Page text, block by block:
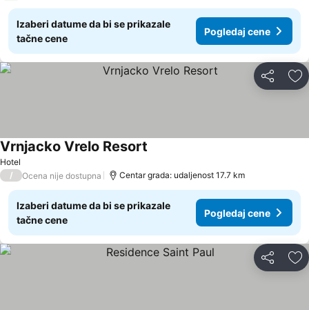
Izaberi datume da bi se prikazale
tačne cene
Pogledaj cene
Deli
Hotel
Vrnjacko Vrelo Resort
/ Ocena nije dostupna Centar grada: udaljenost 17.7 km
Izaberi datume da bi se prikazale
tačne cene
Pogledaj cene
Deli